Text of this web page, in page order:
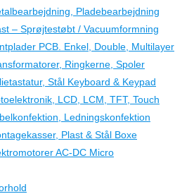
Pladebearbejdning
– Sprøjtestøbt / Vacuumformning
PCB. Enkel, Double, Multilayer
Ringkerne, Spoler
Stål Keyboard & Keypad
LCD, LCM, TFT, Touch
Ledningskonfektion
Plast & Stål Boxe
AC-DC Micro